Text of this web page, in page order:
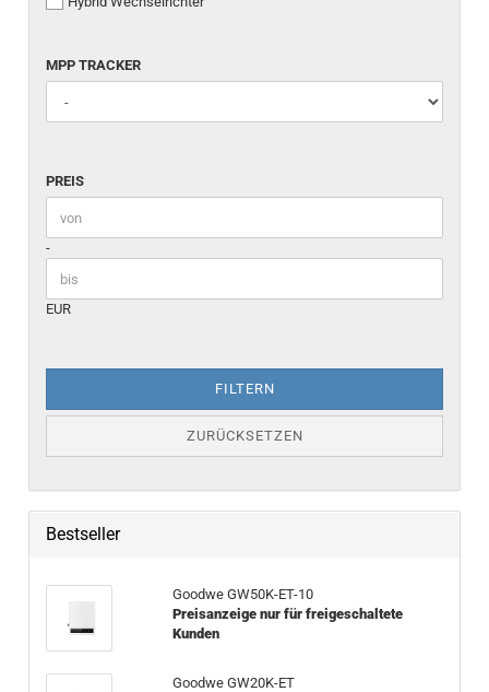
MPP TRACKER
MPP TRACKER
PREIS
PREIS
-
EUR
FILTERN
ZURÜCKSETZEN
Bestseller
Good­we GW50K-​ET-10
Preisanzeige nur für freigeschaltete
Kunden
Good­we GW20K-​ET